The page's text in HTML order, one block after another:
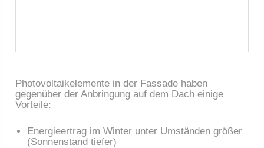
Photovoltaikelemente in der Fassade haben
gegenüber der Anbringung auf dem Dach einige
Vorteile:
Energieertrag im Winter unter Umständen größer
(Sonnenstand tiefer)